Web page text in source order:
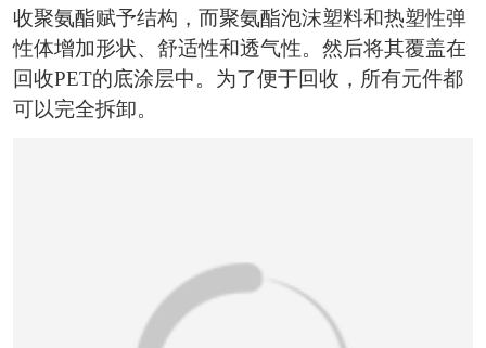
收聚氨酯赋予结构，而聚氨酯泡沫塑料和热塑性弹
性体增加形状、舒适性和透气性。然后将其覆盖在
回收PET的底涂层中。为了便于回收，所有元件都
可以完全拆卸。